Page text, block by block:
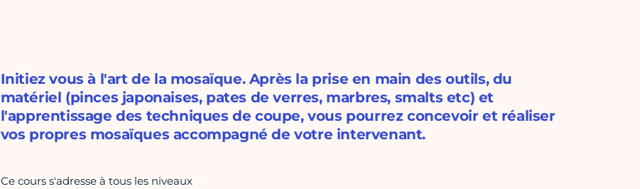
Initiez vous à l'art de la mosaïque. Après la prise en main des outils, du
matériel (pinces japonaises, pates de verres, marbres, smalts etc) et
l'apprentissage des techniques de coupe, vous pourrez concevoir et réaliser
vos propres mosaïques accompagné de votre intervenant.
Ce cours s'adresse à tous les niveaux